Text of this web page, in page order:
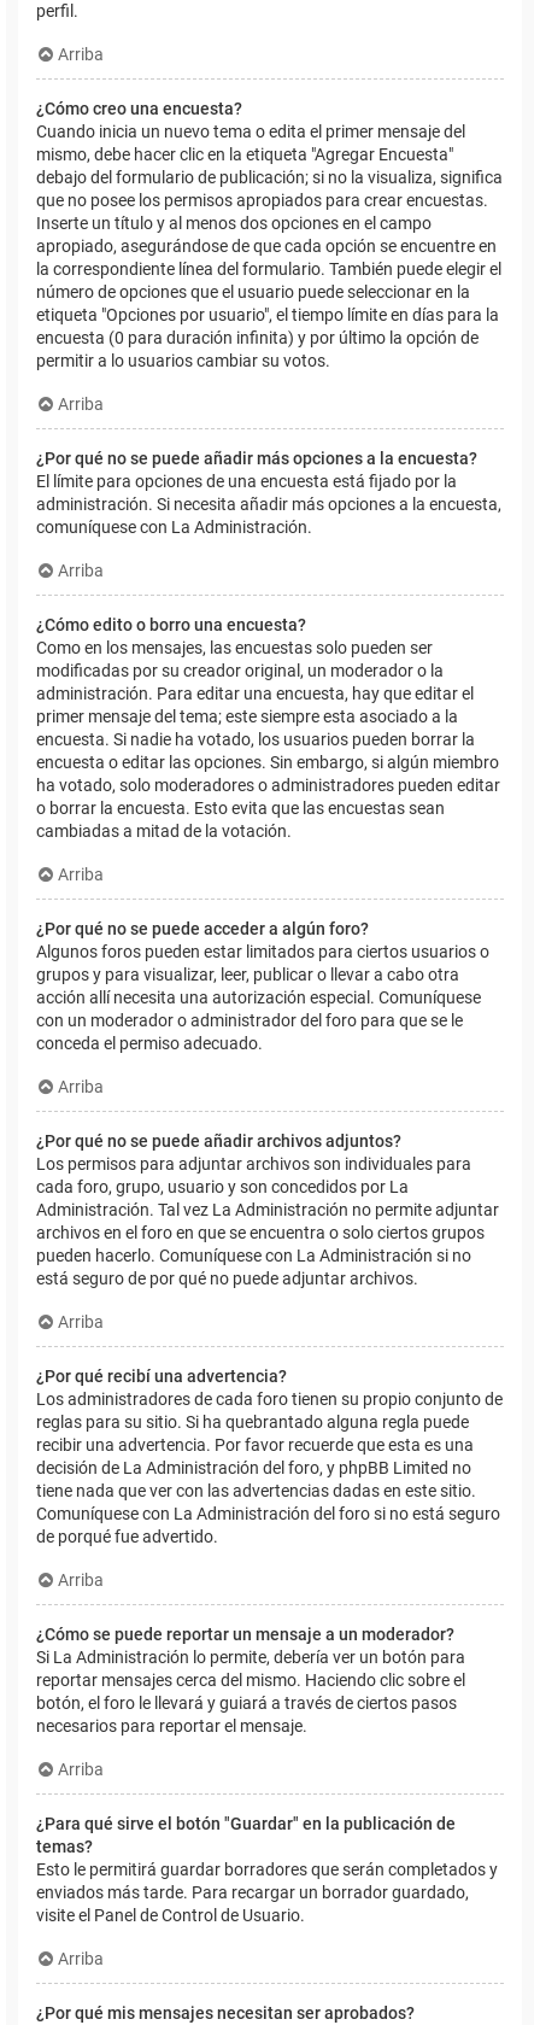
perfil.
Arriba
¿Cómo creo una encuesta?
Cuando inicia un nuevo tema o edita el primer mensaje del
mismo, debe hacer clic en la etiqueta "Agregar Encuesta"
debajo del formulario de publicación; si no la visualiza, significa
que no posee los permisos apropiados para crear encuestas.
Inserte un título y al menos dos opciones en el campo
apropiado, asegurándose de que cada opción se encuentre en
la correspondiente línea del formulario. También puede elegir el
número de opciones que el usuario puede seleccionar en la
etiqueta "Opciones por usuario", el tiempo límite en días para la
encuesta (0 para duración infinita) y por último la opción de
permitir a lo usuarios cambiar su votos.
Arriba
¿Por qué no se puede añadir más opciones a la encuesta?
El límite para opciones de una encuesta está fijado por la
administración. Si necesita añadir más opciones a la encuesta,
comuníquese con La Administración.
Arriba
¿Cómo edito o borro una encuesta?
Como en los mensajes, las encuestas solo pueden ser
modificadas por su creador original, un moderador o la
administración. Para editar una encuesta, hay que editar el
primer mensaje del tema; este siempre esta asociado a la
encuesta. Si nadie ha votado, los usuarios pueden borrar la
encuesta o editar las opciones. Sin embargo, si algún miembro
ha votado, solo moderadores o administradores pueden editar
o borrar la encuesta. Esto evita que las encuestas sean
cambiadas a mitad de la votación.
Arriba
¿Por qué no se puede acceder a algún foro?
Algunos foros pueden estar limitados para ciertos usuarios o
grupos y para visualizar, leer, publicar o llevar a cabo otra
acción allí necesita una autorización especial. Comuníquese
con un moderador o administrador del foro para que se le
conceda el permiso adecuado.
Arriba
¿Por qué no se puede añadir archivos adjuntos?
Los permisos para adjuntar archivos son individuales para
cada foro, grupo, usuario y son concedidos por La
Administración. Tal vez La Administración no permite adjuntar
archivos en el foro en que se encuentra o solo ciertos grupos
pueden hacerlo. Comuníquese con La Administración si no
está seguro de por qué no puede adjuntar archivos.
Arriba
¿Por qué recibí una advertencia?
Los administradores de cada foro tienen su propio conjunto de
reglas para su sitio. Si ha quebrantado alguna regla puede
recibir una advertencia. Por favor recuerde que esta es una
decisión de La Administración del foro, y phpBB Limited no
tiene nada que ver con las advertencias dadas en este sitio.
Comuníquese con La Administración del foro si no está seguro
de porqué fue advertido.
Arriba
¿Cómo se puede reportar un mensaje a un moderador?
Si La Administración lo permite, debería ver un botón para
reportar mensajes cerca del mismo. Haciendo clic sobre el
botón, el foro le llevará y guiará a través de ciertos pasos
necesarios para reportar el mensaje.
Arriba
¿Para qué sirve el botón "Guardar" en la publicación de
temas?
Esto le permitirá guardar borradores que serán completados y
enviados más tarde. Para recargar un borrador guardado,
visite el Panel de Control de Usuario.
Arriba
¿Por qué mis mensajes necesitan ser aprobados?